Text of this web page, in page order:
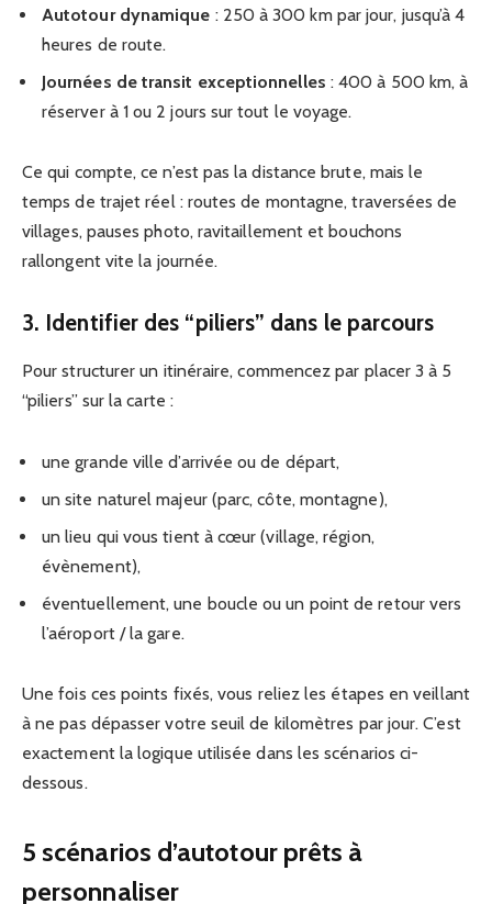
Autotour dynamique : 250 à 300 km par jour, jusqu’à 4
heures de route.
Journées de transit exceptionnelles : 400 à 500 km, à
réserver à 1 ou 2 jours sur tout le voyage.
Ce qui compte, ce n’est pas la distance brute, mais le
temps de trajet réel : routes de montagne, traversées de
villages, pauses photo, ravitaillement et bouchons
rallongent vite la journée.
3. Identifier des “piliers” dans le parcours
Pour structurer un itinéraire, commencez par placer 3 à 5
“piliers” sur la carte :
une grande ville d’arrivée ou de départ,
un site naturel majeur (parc, côte, montagne),
un lieu qui vous tient à cœur (village, région,
évènement),
éventuellement, une boucle ou un point de retour vers
l’aéroport / la gare.
Une fois ces points fixés, vous reliez les étapes en veillant
à ne pas dépasser votre seuil de kilomètres par jour. C’est
exactement la logique utilisée dans les scénarios ci-
dessous.
5 scénarios d’autotour prêts à
personnaliser